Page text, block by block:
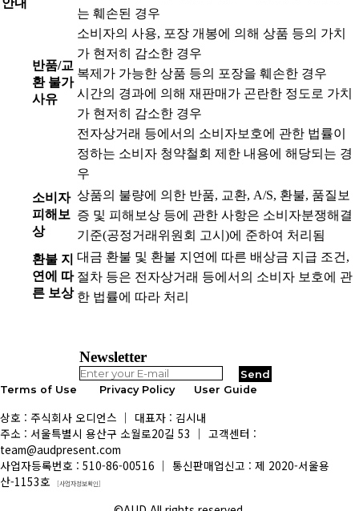
안내
반품/교
환 불가
사유
는 훼손된 경우
소비자의 사용, 포장 개봉에 의해 상품 등의 가치
가 현저히 감소한 경우
복제가 가능한 상품 등의 포장을 훼손한 경우
시간의 경과에 의해 재판매가 곤란한 정도로 가치
가 현저히 감소한 경우
전자상거래 등에서의 소비자보호에 관한 법률이
정하는 소비자 청약철회 제한 내용에 해당되는 경
우
소비자
피해보
상
상품의 불량에 의한 반품, 교환, A/S, 환불, 품질보
증 및 피해보상 등에 관한 사항은 소비자분쟁해결
기준(공정거래위원회 고시)에 준하여 처리됨
환불 지
연에 따
른 보상
대금 환불 및 환불 지연에 따른 배상금 지급 조건,
절차 등은 전자상거래 등에서의 소비자 보호에 관
한 법률에 따라 처리
Newsletter
Terms of Use Privacy Policy User Guide
상호 : 주식회사 오디언스 │ 대표자 : 김시내
주소 : 서울특별시 용산구 소월로20길 53 │ 고객센터 :
team@audpresent.com
사업자등록번호 : 510-86-00516 │ 통신판매업신고 : 제 2020-서울용
산-1153호
[사업자정보확인]